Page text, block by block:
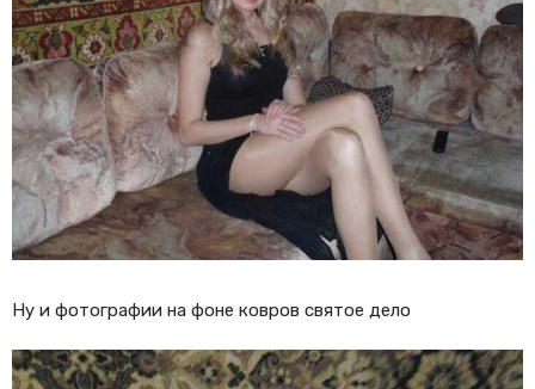
Ну и фотографии на фоне ковров святое дело